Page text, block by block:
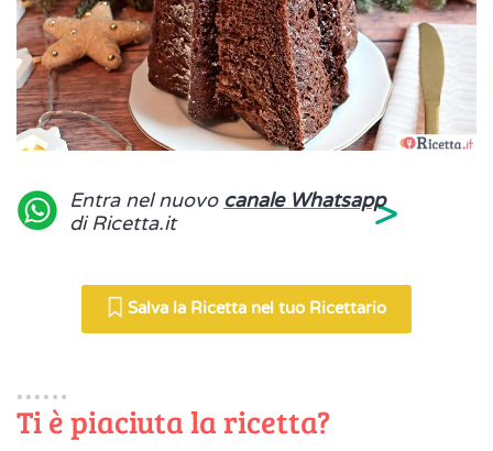
Entra nel nuovo canale Whatsapp
di Ricetta.it
>
Salva la Ricetta nel tuo Ricettario
Ti è piaciuta la ricetta?